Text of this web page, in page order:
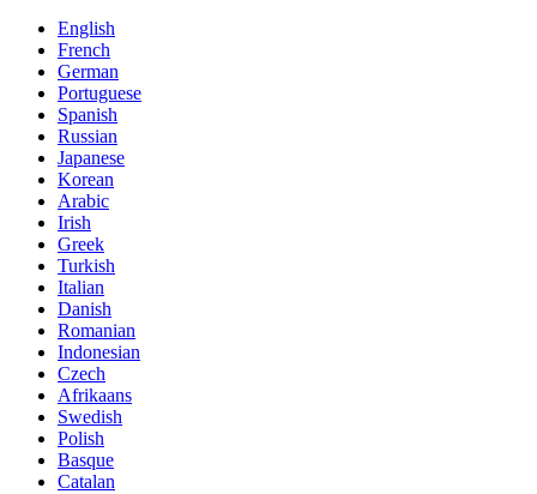
English
French
German
Portuguese
Spanish
Russian
Japanese
Korean
Arabic
Irish
Greek
Turkish
Italian
Danish
Romanian
Indonesian
Czech
Afrikaans
Swedish
Polish
Basque
Catalan